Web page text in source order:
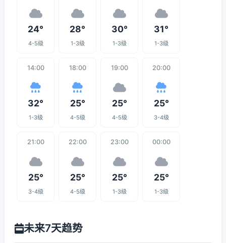
24°
4-5级
28°
1-3级
30°
1-3级
31°
1-3级
14:00
32°
1-3级
18:00
25°
4-5级
19:00
25°
4-5级
20:00
25°
3-4级
21:00
25°
3-4级
22:00
25°
4-5级
23:00
25°
1-3级
00:00
25°
1-3级
未来7天趋势